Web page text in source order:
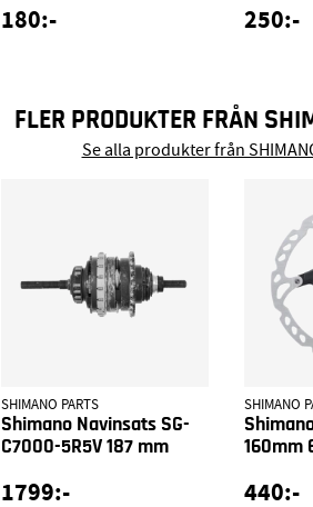
180:- 250:-
FLER PRODUKTER FRÅN
Se alla produkter från
SHIMANO PARTS
Shimano Navinsats SG-
C7000-5R5V 187 mm
1799:-
SHIMANO
160mm
440:-